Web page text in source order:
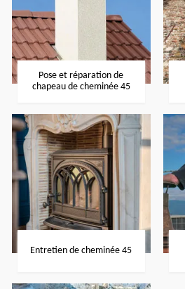
Pose et réparation de
chapeau de cheminée 45
Entretien de cheminée 45